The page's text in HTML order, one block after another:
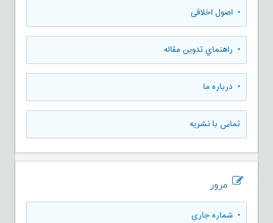
• اصول اخلاقی
• راهنماي تدوين مقاله
• درباره ما
تماس با نشریه
مرور
• شماره جاری